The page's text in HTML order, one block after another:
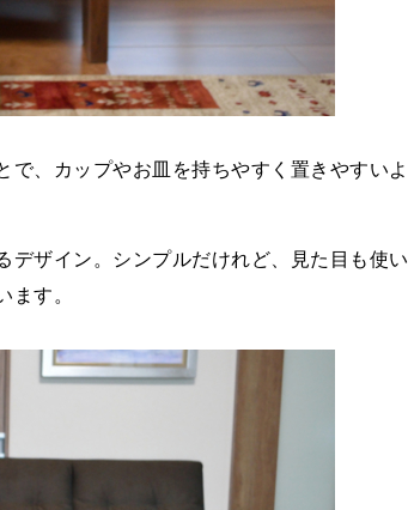
、カップやお皿を持ちやすく置きやすいよ
デザイン。シンプルだけれど、見た目も使い
ます。